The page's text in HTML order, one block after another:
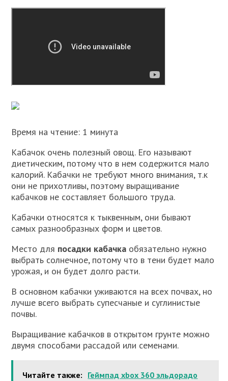
Время на чтение: 1 минута
Кабачок очень полезный овощ. Его называют
диетическим, потому что в нем содержится мало
калорий. Кабачки не требуют много внимания, т.к
они не прихотливы, поэтому выращивание
кабачков не составляет большого труда.
Кабачки относятся к тыквенным, они бывают
самых разнообразных форм и цветов.
Место для посадки кабачка обязательно нужно
выбрать солнечное, потому что в тени будет мало
урожая, и он будет долго расти.
В основном кабачки уживаются на всех почвах, но
лучше всего выбрать супесчаные и суглинистые
почвы.
Выращивание кабачков в открытом грунте можно
двумя способами рассадой или семенами.
Читайте также: Геймпад xbox 360 эльдорадо